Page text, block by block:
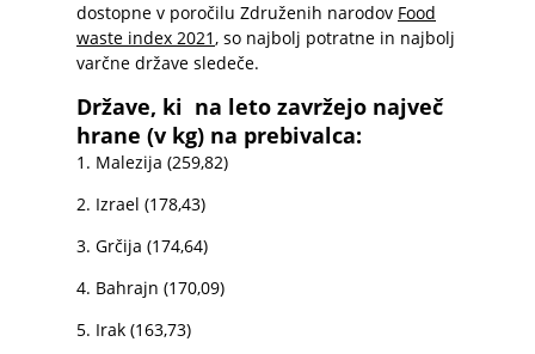
dostopne v poročilu Združenih narodov Food
waste index 2021, so najbolj potratne in najbolj
varčne države sledeče.
Države, ki na leto zavržejo največ
hrane (v kg) na prebivalca:
1. Malezija (259,82)
2. Izrael (178,43)
3. Grčija (174,64)
4. Bahrajn (170,09)
5. Irak (163,73)